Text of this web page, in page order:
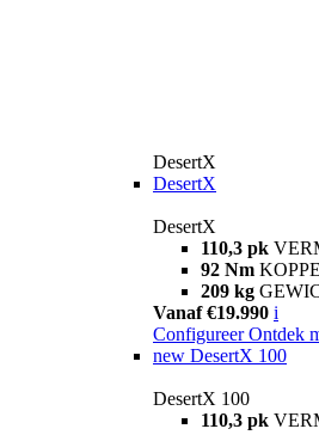
DesertX
DesertX
DesertX
110,3 pk
92 Nm
209 kg
Vanaf €19.990 i
Configureer Ontdek
new DesertX 100
DesertX 100
110,3 pk